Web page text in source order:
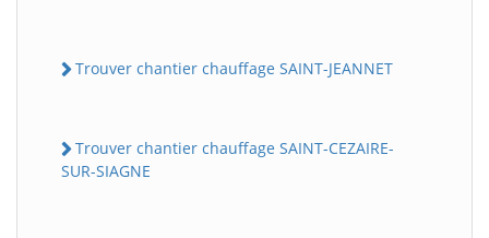
Trouver chantier chauffage SAINT-JEANNET
Trouver chantier chauffage SAINT-CEZAIRE-
SUR-SIAGNE